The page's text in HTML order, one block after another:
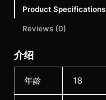
Product Specifications
Reviews (0)
介绍
年龄 18